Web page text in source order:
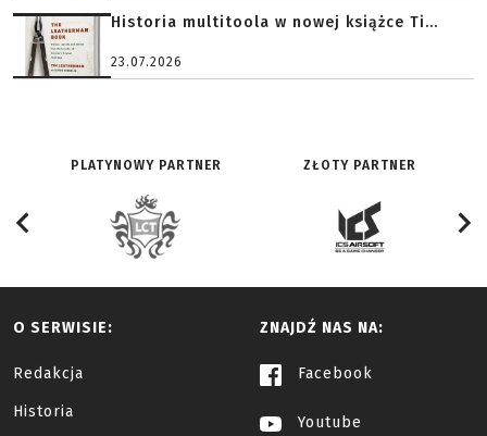
Historia multitoola w nowej książce Ti...
23.07.2026
PLATYNOWY PARTNER ZŁOTY PARTNER
O SERWISIE:
Redakcja
Historia
ZNAJDŹ NAS NA:
Facebook
Youtube